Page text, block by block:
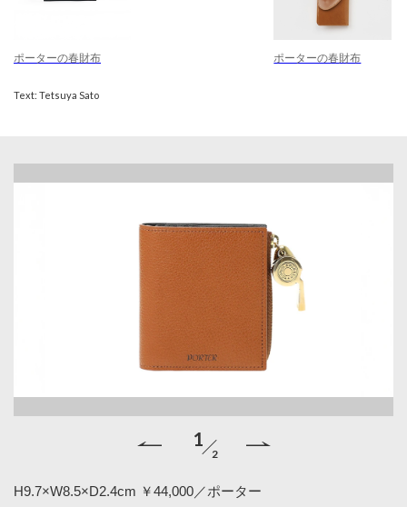
ポーターの春財布 ポーターの春財布
Text: Tetsuya Sato
H9.7×W8.5×D2.4cm ￥44,000／ポーター
1
2